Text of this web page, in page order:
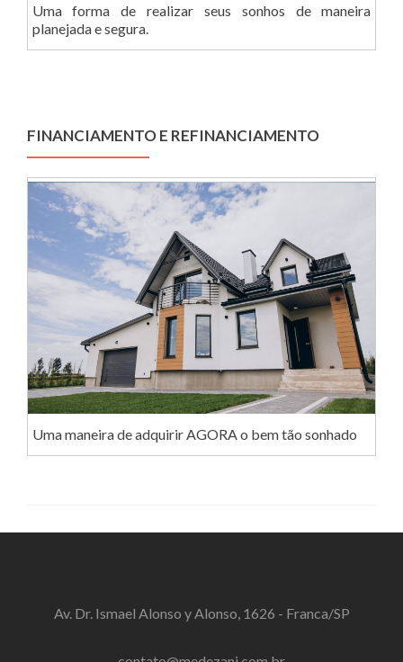
Uma forma de realizar seus sonhos de maneira
planejada e segura.
FINANCIAMENTO E REFINANCIAMENTO
Uma maneira de adquirir AGORA o bem tão sonhado
Av. Dr. Ismael Alonso y Alonso, 1626 - Franca/SP